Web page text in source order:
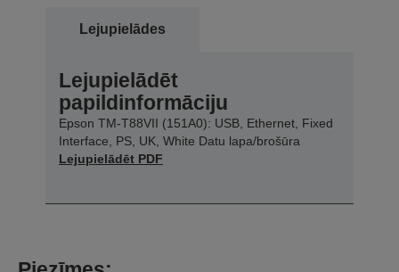
Lejupielādes
Lejupielādēt
papildinformāciju
Epson TM-T88VII (151A0): USB, Ethernet, Fixed
Interface, PS, UK, White Datu lapa/brošūra
Lejupielādēt PDF